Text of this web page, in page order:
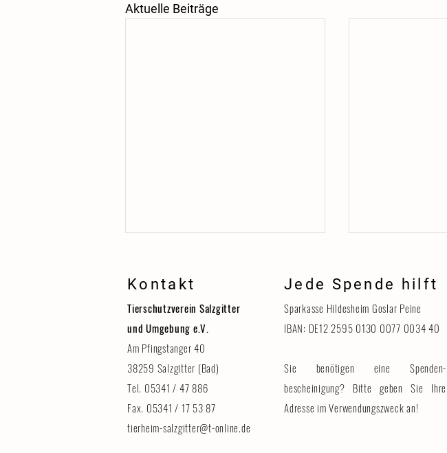
Aktuelle Beiträge
Erinnerung: Tag der Tiere am 8.
August
Katzenhaus
Besucher
Kontakt
Tierschutzverein Salzgitter
und Umgebung e.V.
Am Pfingstanger 40
38259 Salzgitter (Bad)
Tel. 05341 / 47 886
Fax. 05341 / 17 53 87
tierheim-salzgitter@t-online.de
Jede Spende hilft
Sparkasse Hildesheim Goslar Peine
IBAN: DE12 2595 0130 0077 0034 40
Sie benötigen eine Spenden-
bescheinigung? Bitte geben Sie Ihre
Adresse im Verwendungszweck an!